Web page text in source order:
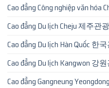
Cao đẳng Công nghiệp văn
Cao đẳng Du lịch Cheju 제주관
Cao đẳng Du lịch Hàn Quốc 한
Cao đẳng Du lịch Kangwon 강
Cao đẳng Gangneung